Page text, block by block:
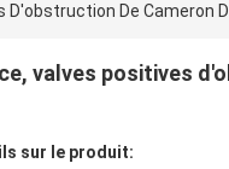
De Cameron
valves positives
sur le produit: